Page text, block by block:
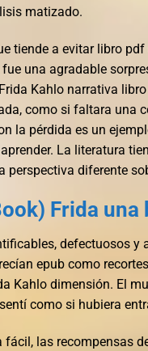
matizado.
tiende a evitar libro
una agradable
Kahlo narrativa
como si faltara una
la pérdida es un
La literatura
perspectiva diferente
Frida
defectuosos
epub como
Kahlo dimensión. El
como si hubiera
las recompensas